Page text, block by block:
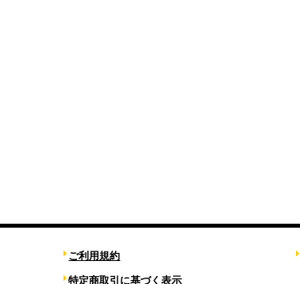
ご利用規約
特定商取引に基づく表示